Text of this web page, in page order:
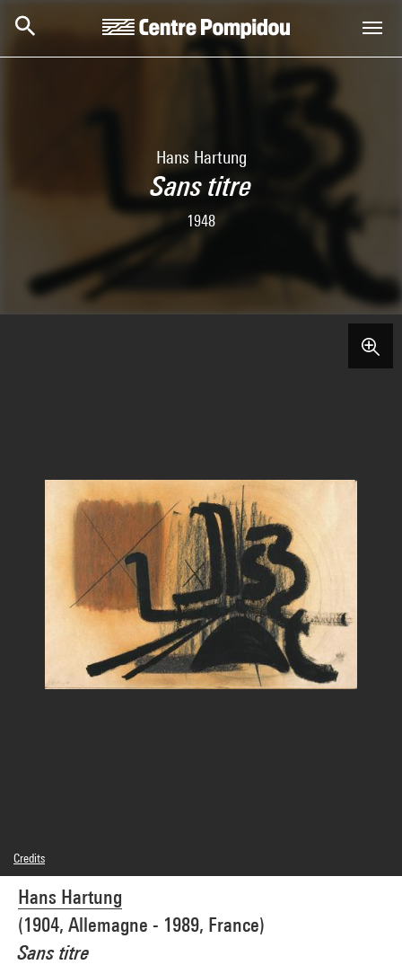
Hans Hartung
Sans titre
1948
Hans Hartung
(1904, Allemagne - 1989, France)
Sans titre
Credits
© Hans Hartung / Adagp, Paris
Photo credits : Centre Pompidou, MNAM-CCI/Philippe Migeat/Dist. GrandPalaisRmn
Image reference : 4F50137 [1992 CX 0491]
Image presentation :GrandPalaisRmnPhoto